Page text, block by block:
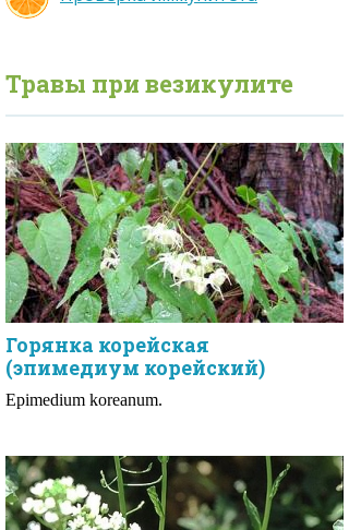
Травы при везикулите
Горянка корейская
(эпимедиум корейский)
Epimedium koreanum.